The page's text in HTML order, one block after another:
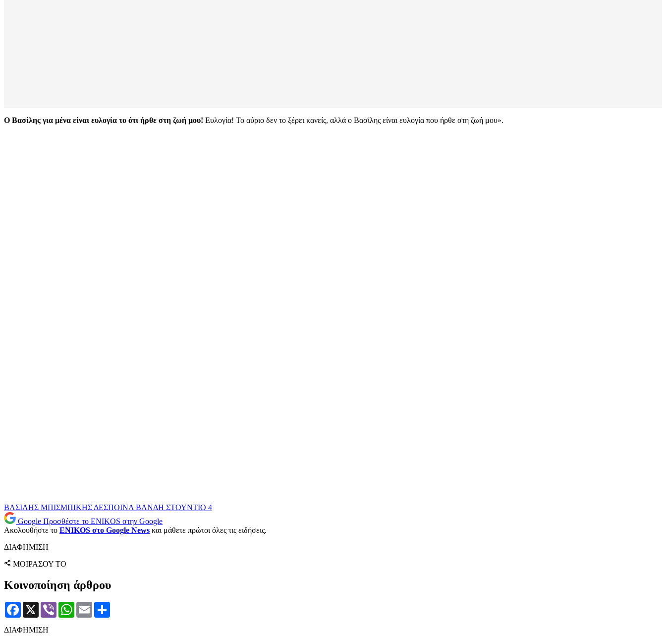
Ο Βασίλης για μένα είναι ευλογία το ότι ήρθε στη ζωή μου! Ευλογία! Το αύριο δεν το ξέρει κανείς, αλλά ο Βασίλης είναι ευλογία που ήρθε στη ζωή μου».
ΒΑΣΙΛΗΣ ΜΠΙΣΜΠΙΚΗΣ ΔΕΣΠΟΙΝΑ ΒΑΝΔΗ ΣΤΟΥΝΤΙΟ 4
Google Προσθέστε το ENIKOS στην Google
Ακολουθήστε το ENIKOS στο Google News και μάθετε πρώτοι όλες τις ειδήσεις.
ΔΙΑΦΗΜΙΣΗ
ΜΟΙΡΑΣΟΥ ΤΟ
Κοινοποίηση άρθρου
Facebook
X Viber WhatsApp
Email
ΔΙΑΦΗΜΙΣΗ